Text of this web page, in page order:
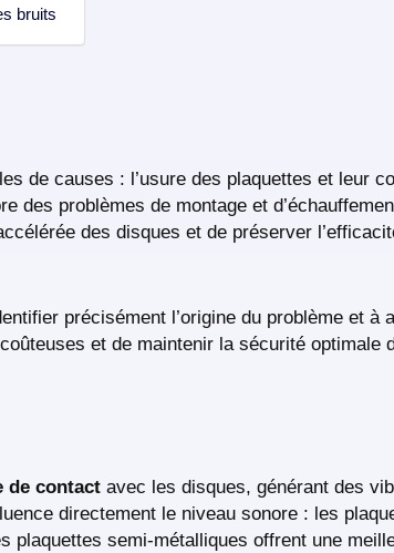
bruits
de causes : l’usure des plaquettes et leur
des problèmes de montage et
des disques et de préserver
précisément l’origine du problème et à
et de maintenir la sécurité optimale
de contact avec les disques, générant des
directement le niveau sonore : les
plaquettes semi-métalliques offrent une